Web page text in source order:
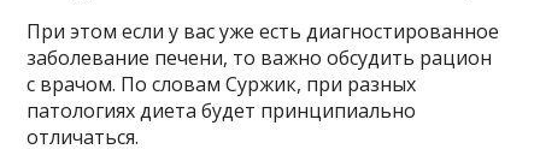
При этом если у вас уже есть диагностированное
заболевание печени, то важно обсудить рацион
с врачом. По словам Суржик, при разных
патологиях диета будет принципиально
отличаться.